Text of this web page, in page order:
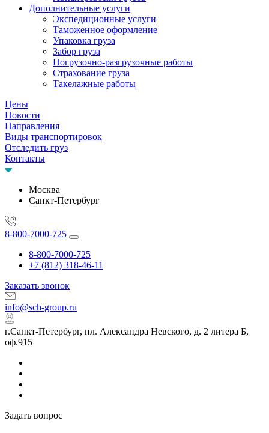
Дополнительные услуги
Экспедиционные услуги
Таможенное оформление
Упаковка груза
Забор груза
Погрузочно-разгрузочные работы
Страхование груза
Такелажные работы
Цены
Новости
Направления
Виды транспортировок
Отследить груз
Контакты
Москва
Санкт-Петербург
8-800-7000-725
8-800-7000-725
+7 (812) 318-46-11
Заказать звонок
info@sch-group.ru
г.Санкт-Петербург, пл. Александра Невского, д. 2 литера Б,
оф.915
Задать вопрос